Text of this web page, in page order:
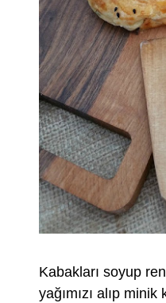
Kabakları soyup
yağımızı alıp